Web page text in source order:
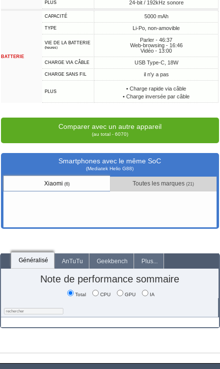
PLUS 24-bit / 192kHz sonore
BATTERIE
CAPACITÉ 5000 mAh
TYPE Li-Po, non-amovible
VIE DE LA BATTERIE
(heures)
Parler - 46:37
Web-browsing - 16:46
Vidéo - 13:00
CHARGE VIA CÂBLE USB Type-C, 18W
CHARGE SANS FIL il n'y a pas
PLUS
• Charge rapide via câble
• Charge inversée par câble
Comparer avec un autre appareil
(au total - 6070)
Smartphones avec le même SoC
(Mediatek Helio G88)
Xiaomi (6) Toutes les marques(21)
Généralisé AnTuTu Geekbench Plus...
Note de performance sommaire
Total CPU GPU IA